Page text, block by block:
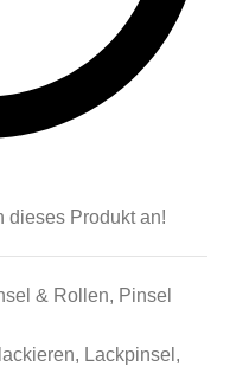
dieses Produkt an!
& Rollen, Pinsel
lackieren, Lackpinsel ,